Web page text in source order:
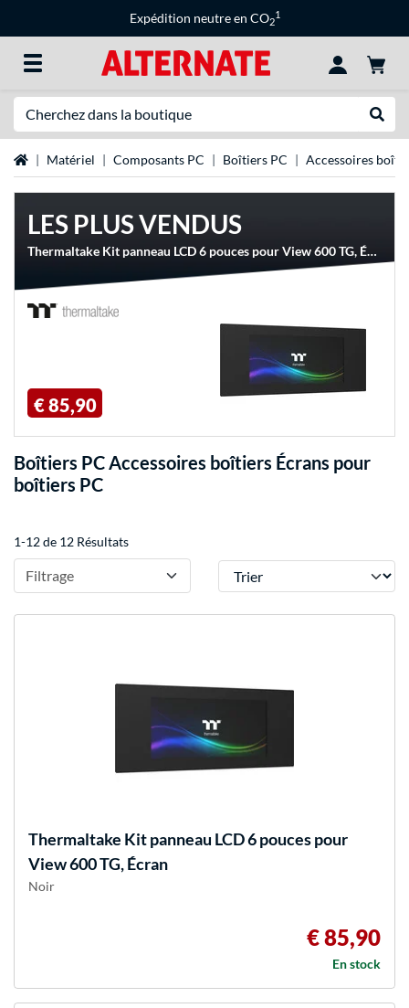
Expédition neutre en CO2
1
Page d'accueil
Matériel Composants PC Boîtiers PC Accessoires
LES PLUS VENDUS
Thermaltake Kit panneau LCD 6 pouces pour View 600 TG, Écran
€ 85,90
Boîtiers PC Accessoires boîtiers Écrans pour
boîtiers PC
1-12 de 12 Résultats
Filtrage Trier
Thermaltake Kit panneau LCD 6 pouces pour
View 600 TG, Écran
Noir
€ 85,90
En stock